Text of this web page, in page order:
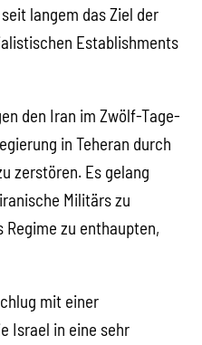
langem das Ziel der
Establishments
den Iran im Zwölf-Tage-
in Teheran durch
zerstören. Es gelang
Militärs zu
Regime zu enthaupten,
mit einer
Israel in eine sehr